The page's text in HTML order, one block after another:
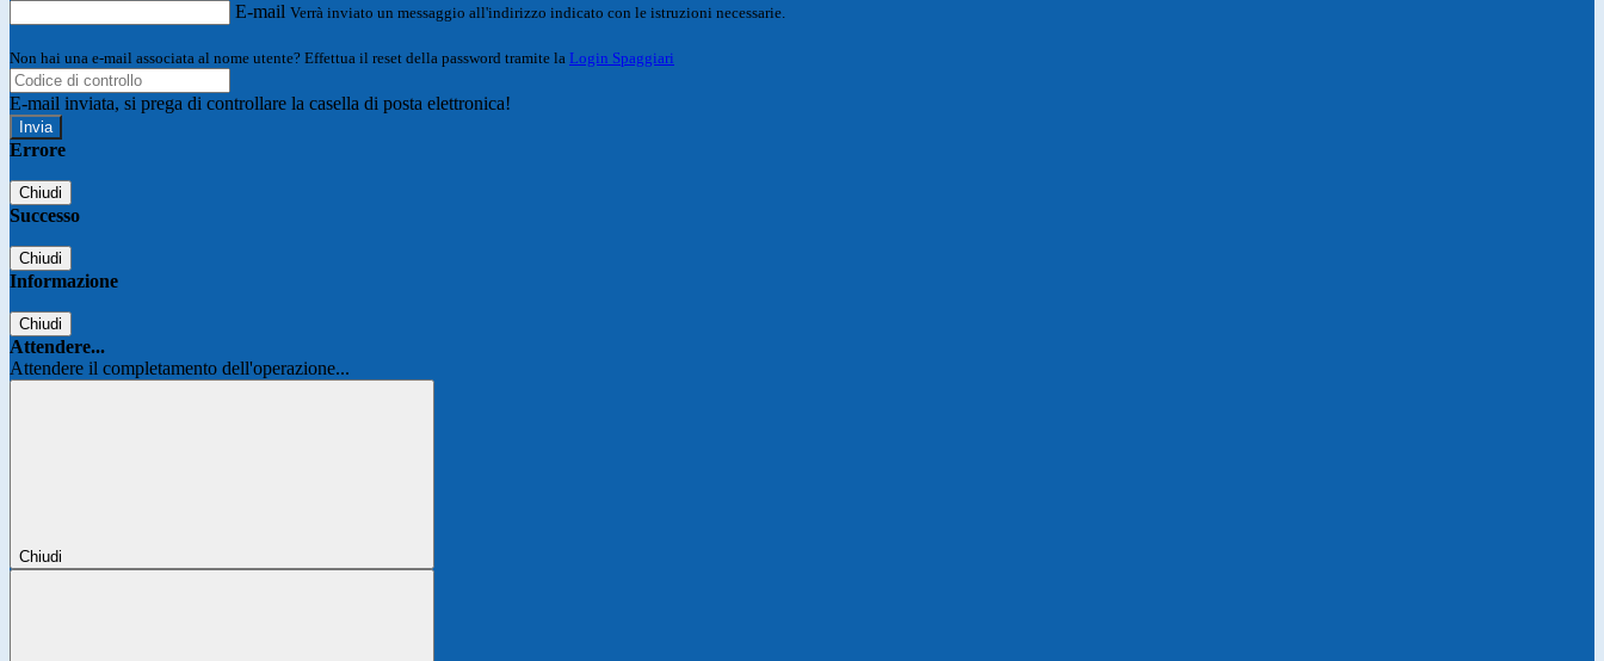
E-mail Verrà inviato un messaggio all'indirizzo indicato con le istruzioni necessarie.
Non hai una e-mail associata al nome utente? Effettua il reset della password tramite la Login Spaggiari
E-mail inviata, si prega di controllare la casella di posta elettronica!
Errore
Chiudi
Successo
Chiudi
Informazione
Chiudi
Attendere...
Attendere il completamento dell'operazione...
Chiudi